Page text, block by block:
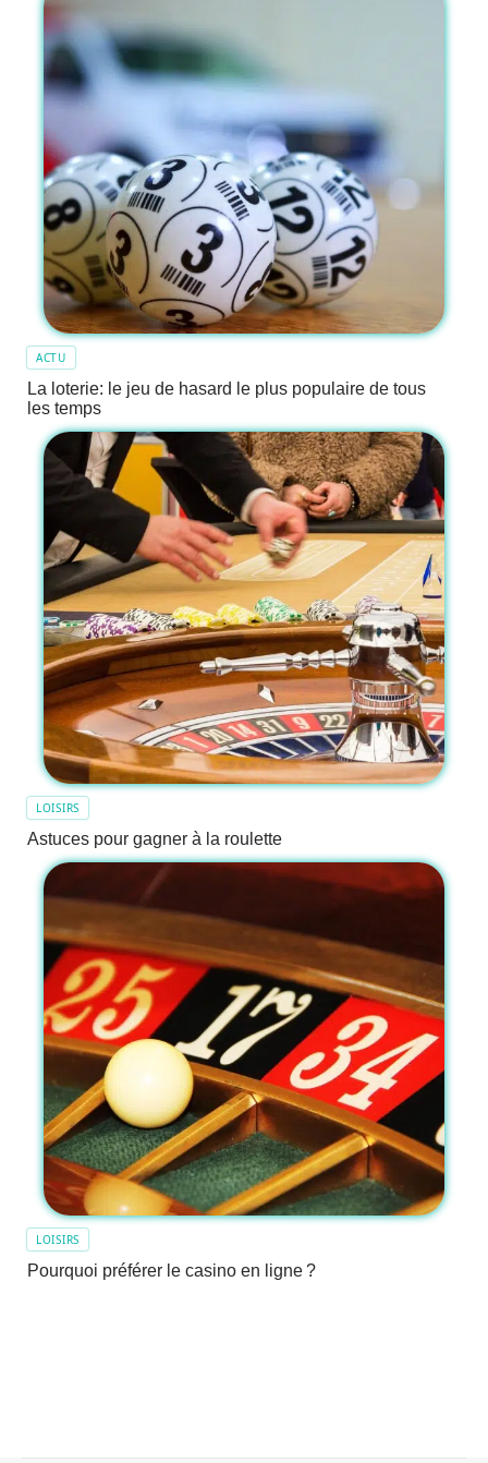
ACTU
La loterie: le jeu de hasard le plus populaire de tous
les temps
LOISIRS
Astuces pour gagner à la roulette
LOISIRS
Pourquoi préférer le casino en ligne ?